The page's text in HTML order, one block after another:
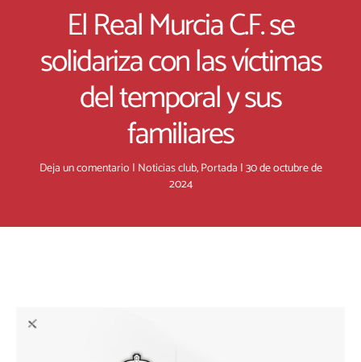
El Real Murcia C.F. se
solidariza con las víctimas
del temporal y sus
familiares
Deja un comentario | Noticias club,Portada |30 de octubre de
2024